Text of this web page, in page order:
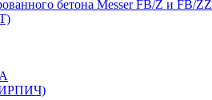
бетона Messer FB/Z и FB/ZZ